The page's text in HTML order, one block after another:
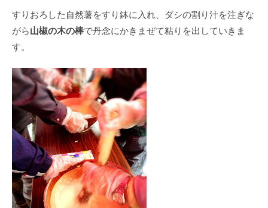
すりおろした自然薯をすり鉢に入れ、ダシの割り汁を注ぎな
がら山椒の木の棒で丹念にかきまぜて粘りを出していきま
す。